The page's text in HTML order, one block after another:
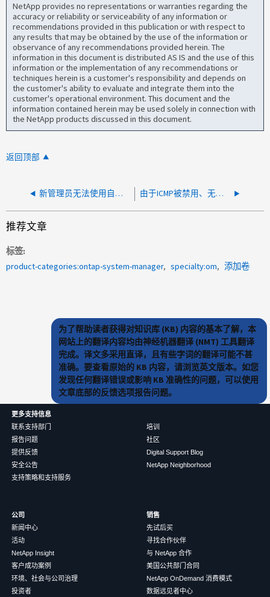
NetApp provides no representations or warranties regarding the
accuracy or reliability or serviceability of any information or
recommendations provided in this publication or with respect to
any results that may be obtained by the use of the information or
observance of any recommendations provided herein. The
information in this document is distributed AS IS and the use of this
information or the implementation of any recommendations or
techniques herein is a customer's responsibility and depends on
the customer's ability to evaluate and integrate them into the
customer's operational environment. This document and the
information contained herein may be used solely in connection with
the NetApp products discussed in this document.
返回顶部
新管理员无法使用自定义角色访问 System Manager 由于ICMP被禁用、无法添加审核日志目标
推荐文章
标签
product-categories:ontap-system-manager
specialty:om 添加卷
为了帮助读者获得对知识库 (KB) 内容的基本了解，本
网站上的翻译内容均由神经机器翻译 (NMT) 工具翻译
完成。译文多采用直译，且有些字词的翻译可能不甚
准确。要查看原始的 KB 内容，请浏览英文版本。如您
发现任何翻译错误或影响 KB 准确性的问题，可以使用
文章底部的反馈选项报告问题。
更多支持信息
联系支持部门
报告问题
提供反馈
安全公告
支持策略和支持服务
培训
社区
Digital Support Blog
NetApp Neighborhood
公司
新闻中心
活动
NetApp Insight
客户成功案例
环境、社会与公司治理
投资者
销售
先试后买
寻找合作伙伴
与 NetApp 合作
美国公共部门合同
NetApp OnDemand 消费模式
数据远见者中心